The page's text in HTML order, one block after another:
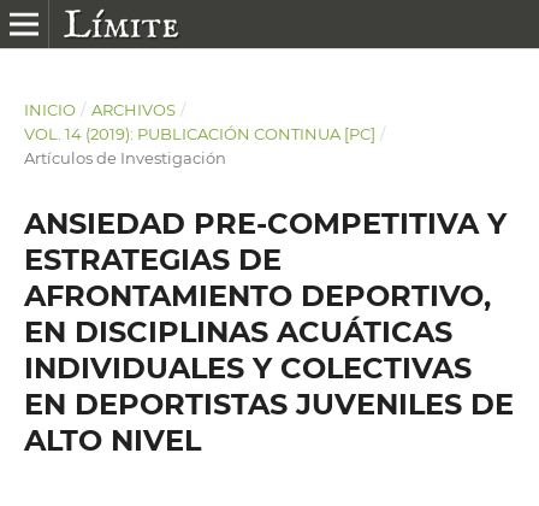
INICIO / ARCHIVOS /
VOL. 14 (2019): PUBLICACIÓN CONTINUA [PC] /
Artículos de Investigación
ANSIEDAD PRE-COMPETITIVA Y
ESTRATEGIAS DE
AFRONTAMIENTO DEPORTIVO,
EN DISCIPLINAS ACUÁTICAS
INDIVIDUALES Y COLECTIVAS
EN DEPORTISTAS JUVENILES DE
ALTO NIVEL